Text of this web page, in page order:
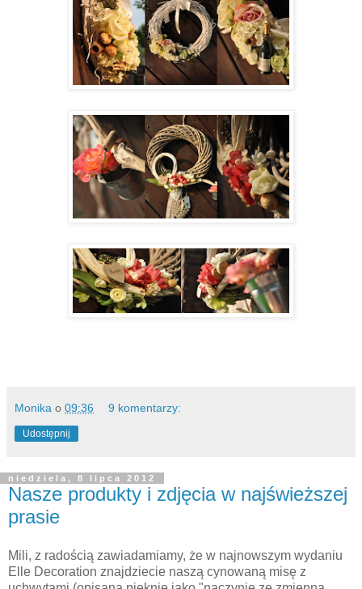
Monika o 09:36 9 komentarzy:
Udostępnij
niedziela, 8 lipca 2012
Nasze produkty i zdjęcia w najświeższej
prasie
Mili, z radością zawiadamiamy, że w najnowszym wydaniu
Elle Decoration znajdziecie naszą cynowaną misę z